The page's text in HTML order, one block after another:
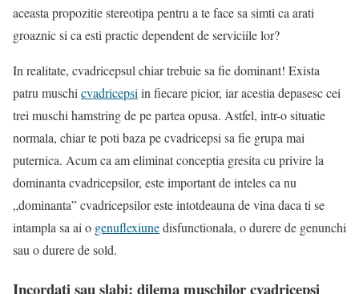
aceasta propozitie stereotipa pentru a te face sa simti ca arati
groaznic si ca esti practic dependent de serviciile lor?
In realitate, cvadricepsul chiar trebuie sa fie dominant! Exista
patru muschi cvadricepsi in fiecare picior, iar acestia depasesc cei
trei muschi hamstring de pe partea opusa. Astfel, intr-o situatie
normala, chiar te poti baza pe cvadricepsi sa fie grupa mai
puternica. Acum ca am eliminat conceptia gresita cu privire la
dominanta cvadricepsilor, este important de inteles ca nu
„dominanta” cvadricepsilor este intotdeauna de vina daca ti se
intampla sa ai o genuflexiunedisfunctionala, o durere de genunchi
sau o durere de sold.
Incordati sau slabi: dilema muschilor cvadricepsi